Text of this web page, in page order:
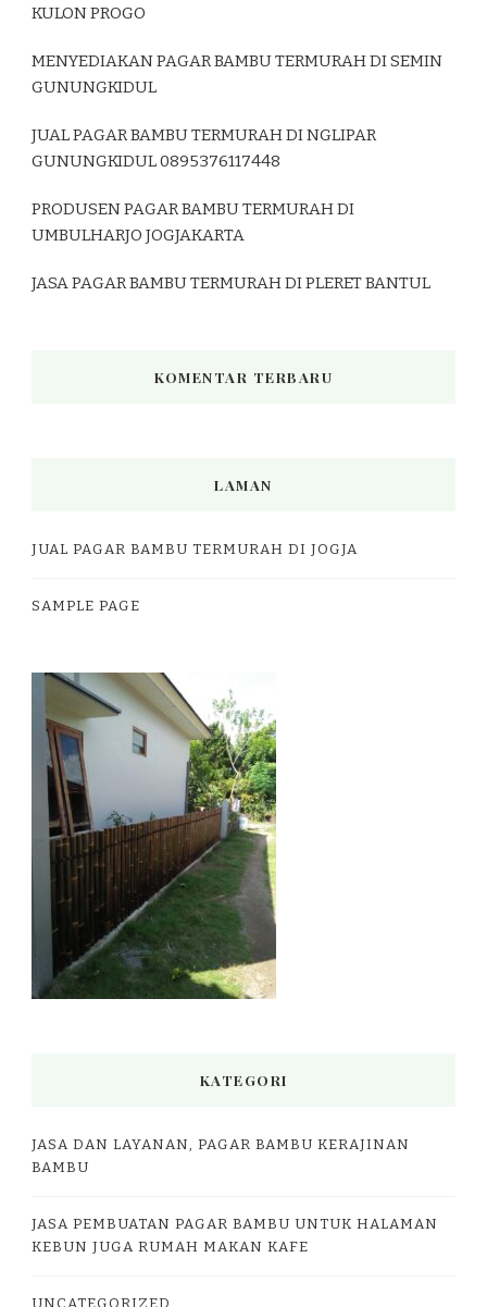
KULON PROGO
MENYEDIAKAN PAGAR BAMBU TERMURAH DI SEMIN
GUNUNGKIDUL
JUAL PAGAR BAMBU TERMURAH DI NGLIPAR
GUNUNGKIDUL 0895376117448
PRODUSEN PAGAR BAMBU TERMURAH DI
UMBULHARJO JOGJAKARTA
JASA PAGAR BAMBU TERMURAH DI PLERET BANTUL
KOMENTAR TERBARU
LAMAN
JUAL PAGAR BAMBU TERMURAH DI JOGJA
SAMPLE PAGE
KATEGORI
JASA DAN LAYANAN, PAGAR BAMBU KERAJINAN
BAMBU
JASA PEMBUATAN PAGAR BAMBU UNTUK HALAMAN
KEBUN JUGA RUMAH MAKAN KAFE
UNCATEGORIZED